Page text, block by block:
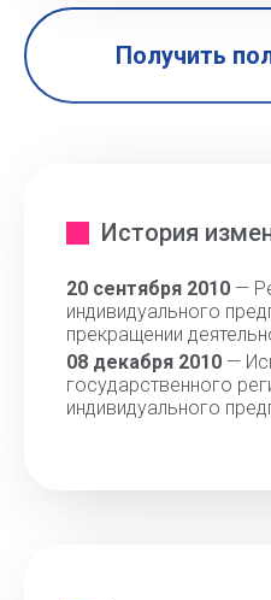
Получить
История
20 сентября 2010 —
индивидуального
прекращении
08 декабря 2010 —
государственного
индивидуального